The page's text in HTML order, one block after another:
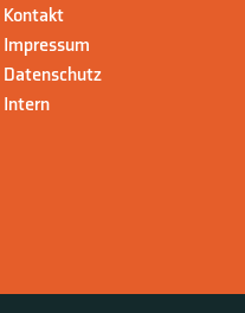
Kontakt
Impressum
Datenschutz
Intern